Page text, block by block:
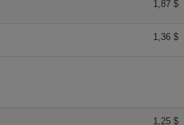
1,87 $
1,36 $
1,25 $